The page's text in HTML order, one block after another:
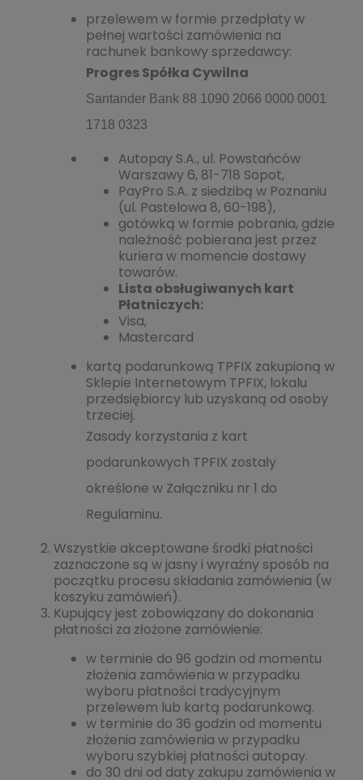
przelewem w formie przedpłaty w
pełnej wartości zamówienia na
rachunek bankowy sprzedawcy:
Progres Spółka Cywilna
Santander Bank 88 1090 2066 0000 0001
1718 0323
Autopay S.A., ul. Powstańców
Warszawy 6, 81-718 Sopot,
PayPro S.A. z siedzibą w Poznaniu
(ul. Pastelowa 8, 60-198),
gotówką w formie pobrania, gdzie
należność pobierana jest przez
kuriera w momencie dostawy
towarów.
Lista obsługiwanych kart
Płatniczych:
Visa,
Mastercard
kartą podarunkową TPFIX zakupioną w
Sklepie Internetowym TPFIX, lokalu
przedsiębiorcy lub uzyskaną od osoby
trzeciej.
Zasady korzystania z kart
podarunkowych TPFIX zostały
określone w Załączniku nr 1 do
Regulaminu.
Wszystkie akceptowane środki płatności
zaznaczone są w jasny i wyraźny sposób na
początku procesu składania zamówienia (w
koszyku zamówień).
Kupujący jest zobowiązany do dokonania
płatności za złożone zamówienie:
w terminie do 96 godzin od momentu
złożenia zamówienia w przypadku
wyboru płatności tradycyjnym
przelewem lub kartą podarunkową.
w terminie do 36 godzin od momentu
złożenia zamówienia w przypadku
wyboru szybkiej płatności autopay.
do 30 dni od daty zakupu zamówienia w